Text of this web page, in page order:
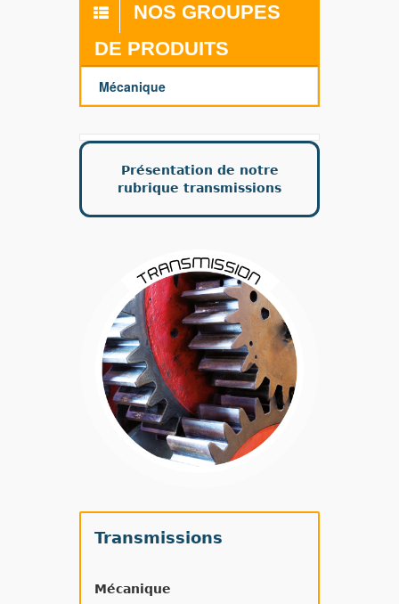
NOS GROUPES
DE PRODUITS
Mécanique
Présentation de notre
rubrique transmissions
Transmissions
Mécanique